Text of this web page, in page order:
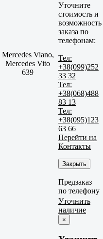
Mercedes Viano,
Mercedes Vito
639
Уточните
стоимость и
возможность
заказа по
телефонам:
Тел:
+38(099)252
33 32
Тел:
+38(068)488
83 13
Тел:
+38(095)123
63 66
Перейти на
Контакты
Закрыть
Предзаказ
по телефону
Уточнить
наличие
×